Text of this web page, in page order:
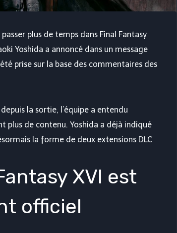
plus de temps dans Final Fantasy
Yoshida a annoncé dans un message
prise sur la base des commentaires des
la sortie, l’équipe a entendu
plus de contenu. Yoshida a déjà indiqué
la forme de deux extensions DLC
XVI est
officiel